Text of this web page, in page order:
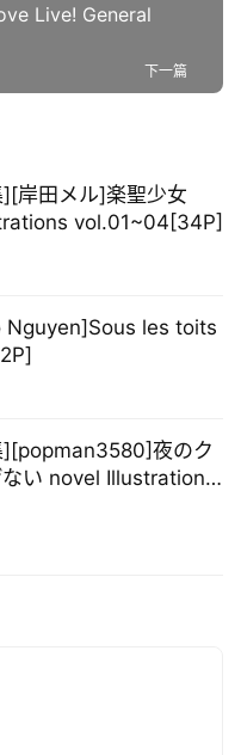
Live! General
下一篇
岸田メル]楽聖少女
vol.01~04[34P]
Nguyen]Sous les toits
夜のク
ない novel Illustrations